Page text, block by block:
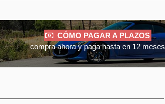
CÓMO PAGAR A PLAZOS
compra ahora y paga hasta en 12 meses